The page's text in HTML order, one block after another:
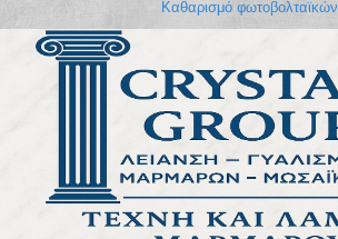
Καθαρισμό φωτοβολταϊκών